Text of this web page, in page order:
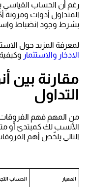
رغم أن الحساب القياسي
المتداول أدوات ومرونة
بشرط وجود انضباط
لمعرفة المزيد حول
الادخار والاستثمار
مقارنة بين
التداول
من المهم فهم الفروقات
الأنسب لك كمبتدئ أو
التالي يلخّص أهم
المعيار الحساب